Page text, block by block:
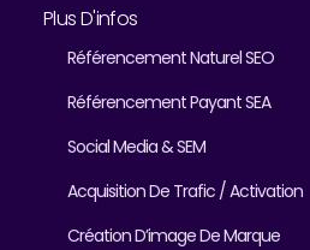
Plus D'infos
Référencement Naturel SEO
Référencement Payant SEA
Social Media & SEM
Acquisition De Trafic / Activation
Création D’image De Marque